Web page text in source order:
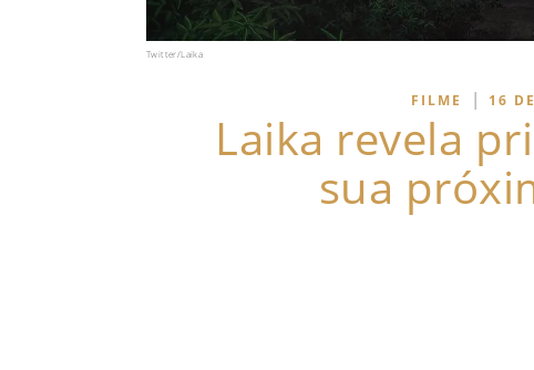
Twitter/Laika
FILME | 16
Laika revela
sua